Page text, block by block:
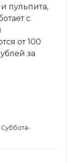
пульпита,
с
от 100
за